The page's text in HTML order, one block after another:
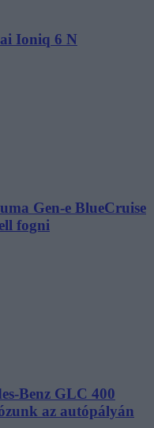
Ioniq 6 N
Gen-e BlueCruise
fogni
Benz GLC 400
az autópályán